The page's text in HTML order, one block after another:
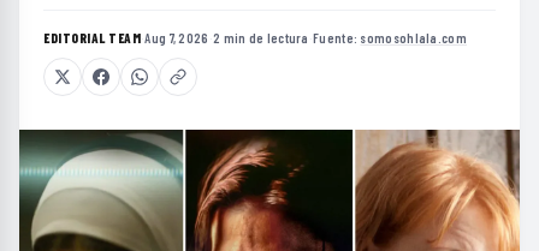
EDITORIAL TEAM·Aug 7, 2026 ·2 min de lectura ·Fuente: somosohlala.com